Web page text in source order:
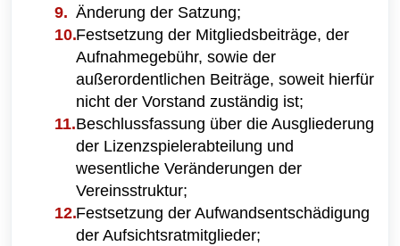
Änderung der Satzung;
Festsetzung der Mitgliedsbeiträge, der
Aufnahmegebühr, sowie der
außerordentlichen Beiträge, soweit hierfür
nicht der Vorstand zuständig ist;
Beschlussfassung über die Ausgliederung
der Lizenzspielerabteilung und
wesentliche Veränderungen der
Vereinsstruktur;
Festsetzung der Aufwandsentschädigung
der Aufsichtsratmitglieder;